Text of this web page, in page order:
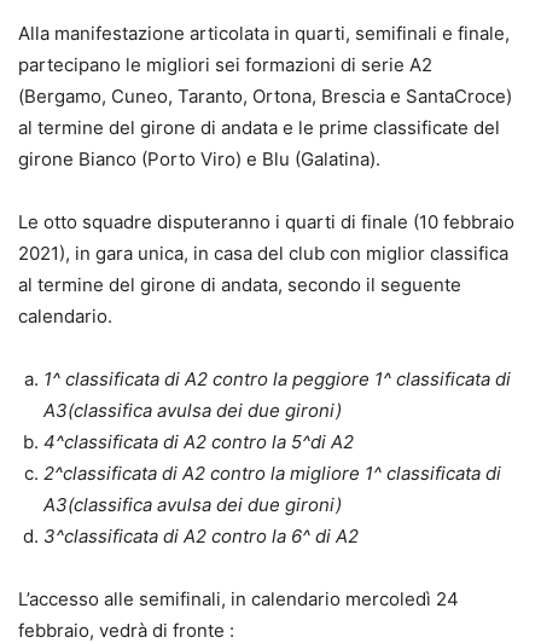
Alla manifestazione articolata in quarti, semifinali e finale,
partecipano le migliori sei formazioni di serie A2
(Bergamo, Cuneo, Taranto, Ortona, Brescia e SantaCroce)
al termine del girone di andata e le prime classificate del
girone Bianco (Porto Viro) e Blu (Galatina).
Le otto squadre disputeranno i quarti di finale (10 febbraio
2021), in gara unica, in casa del club con miglior classifica
al termine del girone di andata, secondo il seguente
calendario.
1^ classificata di A2 contro la peggiore 1^ classificata di
A3(classifica avulsa dei due gironi)
4^classificata di A2 contro la 5^di A2
2^classificata di A2 contro la migliore 1^ classificata di
A3(classifica avulsa dei due gironi)
3^classificata di A2 contro la 6^ di A2
L’accesso alle semifinali, in calendario mercoledì 24
febbraio, vedrà di fronte :